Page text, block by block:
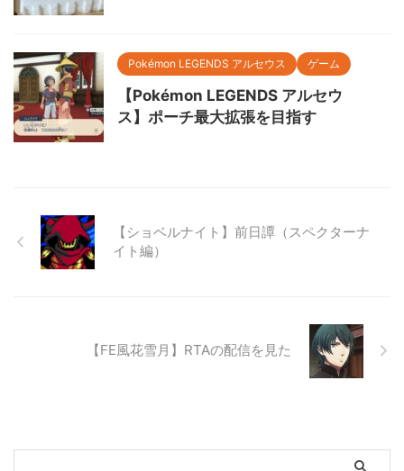
Pokémon LEGENDS アルセウス ゲーム
【Pokémon LEGENDS アルセウ
ス】ポーチ最大拡張を目指す
【ショベルナイト】前日譚（スペクターナ
イト編）
【FE風花雪月】RTAの配信を見た